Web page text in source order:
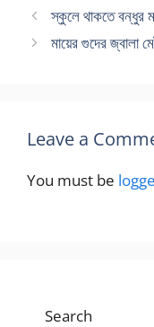
স্কুলে থাকতে বন্ধুর
মায়ের গুদের জ্বালা
Leave a
You must be
Search